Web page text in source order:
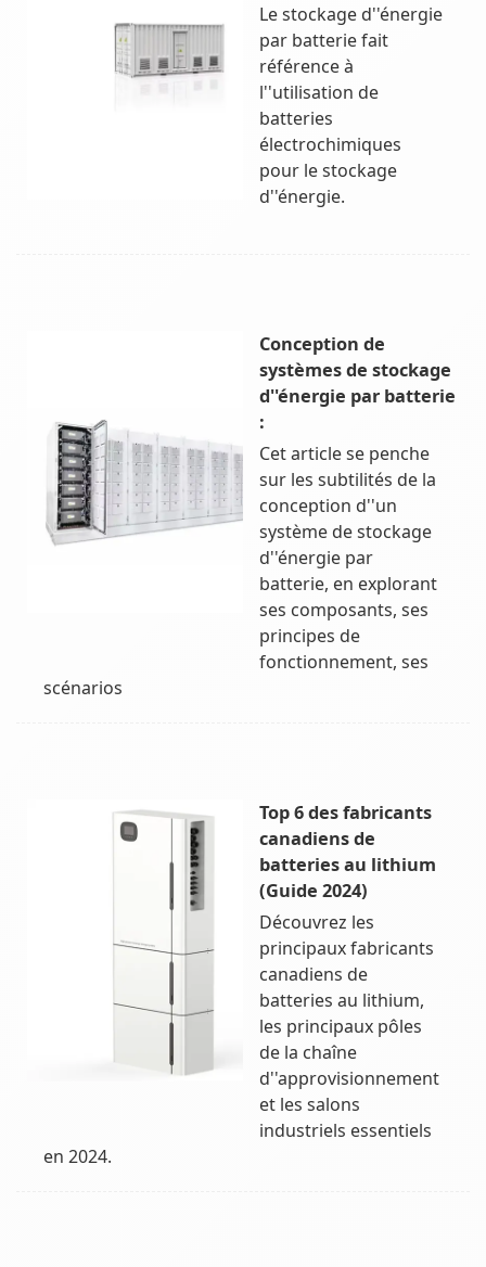
Le stockage d''énergie
par batterie fait
référence à
l''utilisation de
batteries
électrochimiques
pour le stockage
d''énergie.
Conception de
systèmes de stockage
d''énergie par batterie
:
Cet article se penche
sur les subtilités de la
conception d''un
système de stockage
d''énergie par
batterie, en explorant
ses composants, ses
principes de
fonctionnement, ses
scénarios
Top 6 des fabricants
canadiens de
batteries au lithium
(Guide 2024)
Découvrez les
principaux fabricants
canadiens de
batteries au lithium,
les principaux pôles
de la chaîne
d''approvisionnement
et les salons
industriels essentiels
en 2024.